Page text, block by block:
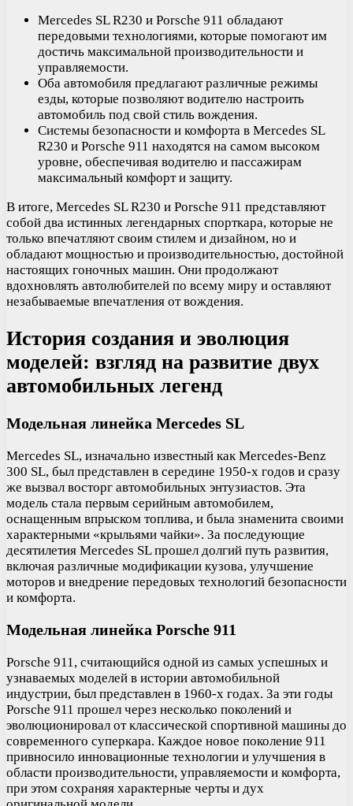
Mercedes SL R230 и Porsche 911 обладают
передовыми технологиями, которые помогают им
достичь максимальной производительности и
управляемости.
Оба автомобиля предлагают различные режимы
езды, которые позволяют водителю настроить
автомобиль под свой стиль вождения.
Системы безопасности и комфорта в Mercedes SL
R230 и Porsche 911 находятся на самом высоком
уровне, обеспечивая водителю и пассажирам
максимальный комфорт и защиту.
В итоге, Mercedes SL R230 и Porsche 911 представляют
собой два истинных легендарных спорткара, которые не
только впечатляют своим стилем и дизайном, но и
обладают мощностью и производительностью, достойной
настоящих гоночных машин. Они продолжают
вдохновлять автолюбителей по всему миру и оставляют
незабываемые впечатления от вождения.
История создания и эволюция
моделей: взгляд на развитие двух
автомобильных легенд
Модельная линейка Mercedes SL
Mercedes SL, изначально известный как Mercedes-Benz
300 SL, был представлен в середине 1950-х годов и сразу
же вызвал восторг автомобильных энтузиастов. Эта
модель стала первым серийным автомобилем,
оснащенным впрыском топлива, и была знаменита своими
характерными «крыльями чайки». За последующие
десятилетия Mercedes SL прошел долгий путь развития,
включая различные модификации кузова, улучшение
моторов и внедрение передовых технологий безопасности
и комфорта.
Модельная линейка Porsche 911
Porsche 911, считающийся одной из самых успешных и
узнаваемых моделей в истории автомобильной
индустрии, был представлен в 1960-х годах. За эти годы
Porsche 911 прошел через несколько поколений и
эволюционировал от классической спортивной машины до
современного суперкара. Каждое новое поколение 911
привносило инновационные технологии и улучшения в
области производительности, управляемости и комфорта,
при этом сохраняя характерные черты и дух